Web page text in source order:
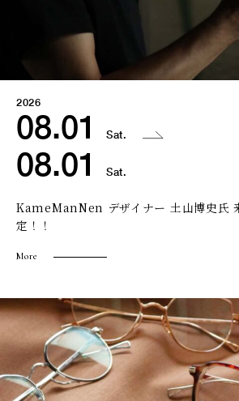
2026
08.01 Sat.
08.01 Sat.
KameManNen デザイナー 土山博史氏
定！！
More